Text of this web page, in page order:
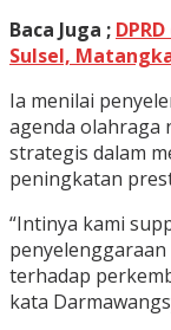
Baca Juga ;
Sulsel,
Ia menilai
agenda olahraga
strategis dalam
peningkatan
“Intinya kami
terhadap
kata